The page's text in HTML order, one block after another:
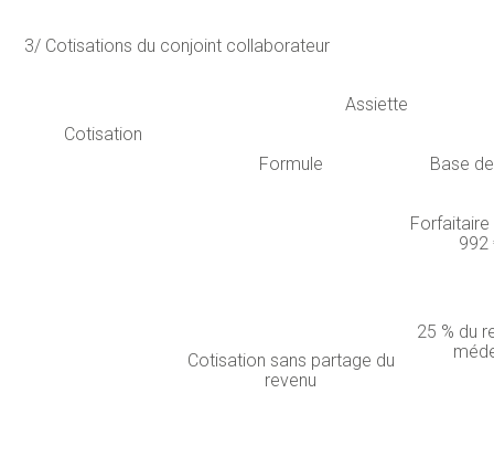
3/ Cotisations du conjoint collaborateur
Cotisation
Assiette
Formule Base
Cotisation sans partage du
revenu
992
25 % du